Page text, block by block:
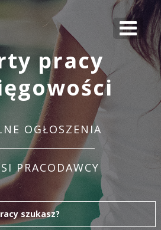
pracy
OGŁOSZENIA
PRACODAWCY